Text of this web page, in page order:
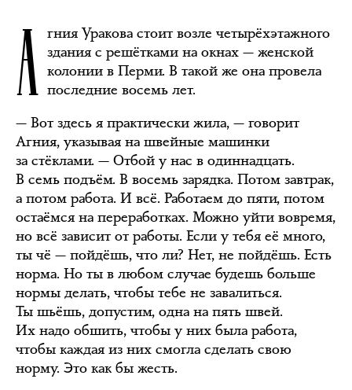
А гния Уракова стоит возле четырёхэтажного
здания с решётками на окнах — женской
колонии в Перми. В такой же она провела
последние восемь лет.
— Вот здесь я практически жила, — говорит
Агния, указывая на швейные машинки
за стёклами. — Отбой у нас в одиннадцать.
В семь подъём. В восемь зарядка. Потом завтрак,
а потом работа. И всё. Работаем до пяти, потом
остаёмся на переработках. Можно уйти вовремя,
но всё зависит от работы. Если у тебя её много,
ты чё — пойдёшь, что ли? Нет, не пойдёшь. Есть
норма. Но ты в любом случае будешь больше
нормы делать, чтобы тебе не завалиться.
Ты шьёшь, допустим, одна на пять швей.
Их надо обшить, чтобы у них была работа,
чтобы каждая из них смогла сделать свою
норму. Это как бы жесть.